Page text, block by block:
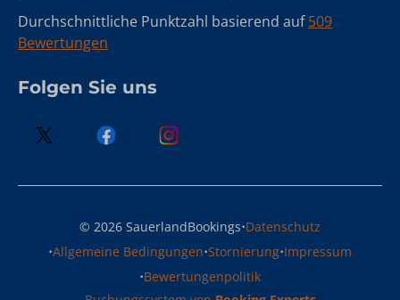
Durchschnittliche Punktzahl basierend auf509
Bewertungen
Folgen Sie uns
© 2026 SauerlandBookings·Datenschutz
·Allgemeine Bedingungen·Stornierung·Impressum
·Bewertungenpolitik